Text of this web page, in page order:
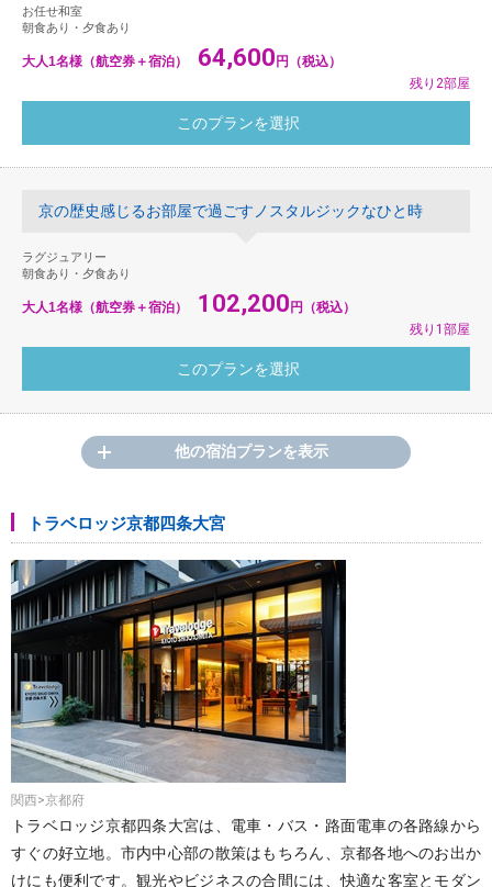
お任せ和室
朝食あり・夕食あり
大人1名様（航空券＋宿泊） 64,600円（税込）
残り2部屋
京の歴史感じるお部屋で過ごすノスタルジックなひと時
ラグジュアリー
朝食あり・夕食あり
大人1名様（航空券＋宿泊） 102,200円（税込）
残り1部屋
他の宿泊プランを表示
トラベロッジ京都四条大宮
関西>京都府
トラベロッジ京都四条大宮は、電車・バス・路面電車の各路線から
すぐの好立地。市内中心部の散策はもちろん、京都各地へのお出か
けにも便利です。観光やビジネスの合間には、快適な客室とモダン